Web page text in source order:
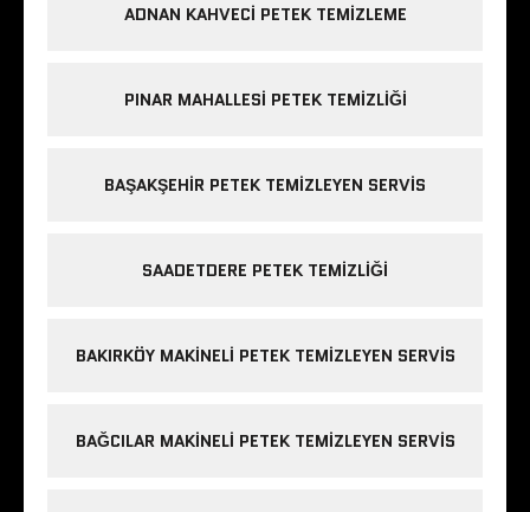
ADNAN KAHVECI PETEK TEMIZLEME
PINAR MAHALLESI PETEK TEMIZLIĞI
BAŞAKŞEHIR PETEK TEMIZLEYEN SERVIS
SAADETDERE PETEK TEMIZLIĞI
BAKIRKÖY MAKINELI PETEK TEMIZLEYEN SERVIS
BAĞCILAR MAKINELI PETEK TEMIZLEYEN SERVIS